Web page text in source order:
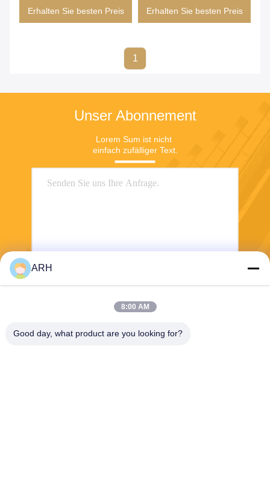
Erhalten Sie besten Preis Erhalten Sie besten Preis
1
Unser Abonnement
Lorem Sum ist nicht
einfach zufälliger Text.
Senden Sie
ARH
8:00 AM
Good day, what product are you looking for?